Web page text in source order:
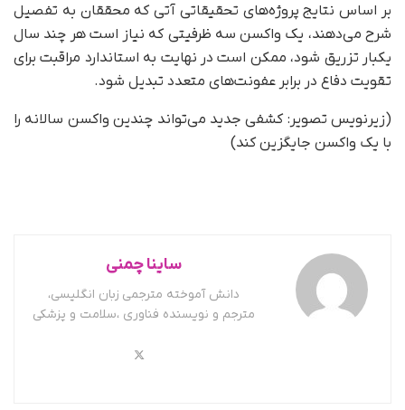
بر اساس نتایج پروژه‌های تحقیقاتی آتی که محققان به تفصیل
شرح می‌دهند، یک واکسن سه ظرفیتی که نیاز است هر چند سال
یکبار تزریق شود، ممکن است در نهایت به استاندارد مراقبت برای
تقویت دفاع در برابر عفونت‌های متعدد تبدیل شود.
(زیرنویس تصویر: کشفی جدید می‌تواند چندین واکسن سالانه را
با یک واکسن جایگزین کند)
ساینا چمنی
دانش آموخته مترجمی زبان انگلیسی،
مترجم و نویسنده فناوری ،سلامت و پزشکی